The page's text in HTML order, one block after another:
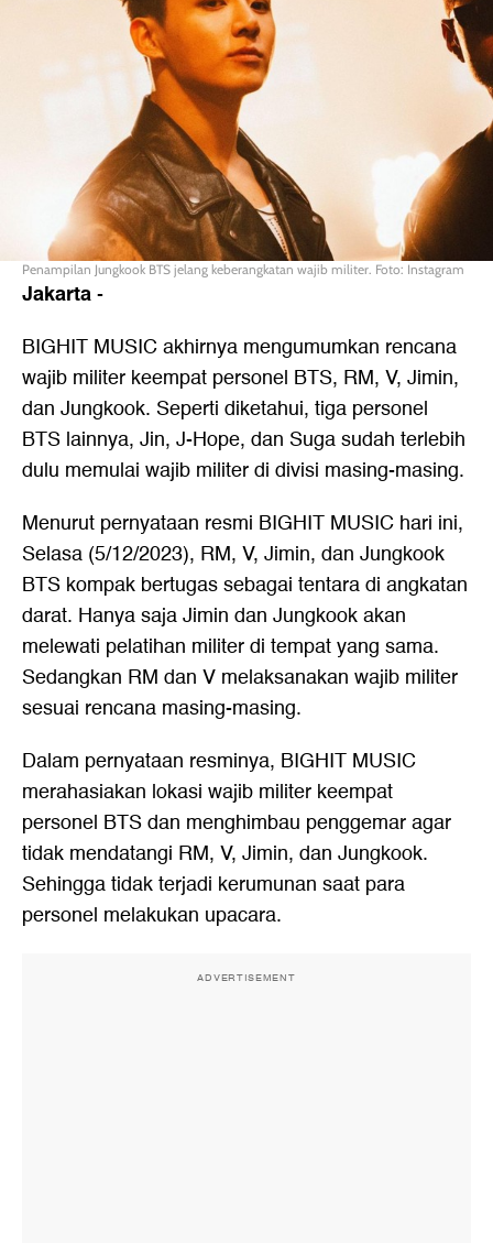
Penampilan Jungkook BTS jelang keberangkatan wajib militer. Foto: Instagram
Jakarta-
BIGHIT MUSIC akhirnya mengumumkan rencana
wajib militer keempat personel BTS, RM, V, Jimin,
dan Jungkook. Seperti diketahui, tiga personel
BTS lainnya, Jin, J-Hope, dan Suga sudah terlebih
dulu memulai wajib militer di divisi masing-masing.
Menurut pernyataan resmi BIGHIT MUSIC hari ini,
Selasa (5/12/2023), RM, V, Jimin, dan Jungkook
BTS kompak bertugas sebagai tentara di angkatan
darat. Hanya saja Jimin dan Jungkook akan
melewati pelatihan militer di tempat yang sama.
Sedangkan RM dan V melaksanakan wajib militer
sesuai rencana masing-masing.
Dalam pernyataan resminya, BIGHIT MUSIC
merahasiakan lokasi wajib militer keempat
personel BTS dan menghimbau penggemar agar
tidak mendatangi RM, V, Jimin, dan Jungkook.
Sehingga tidak terjadi kerumunan saat para
personel melakukan upacara.
ADVERTISEMENT